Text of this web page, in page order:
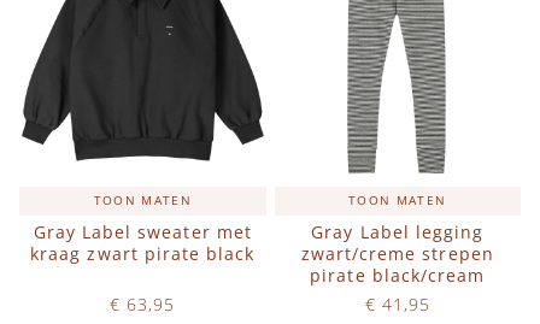
TOON MATEN
Gray Label sweater met
kraag zwart pirate black
€ 63,95
TOON MATEN
Gray Label legging
zwart/creme strepen
pirate black/cream
€ 41,95